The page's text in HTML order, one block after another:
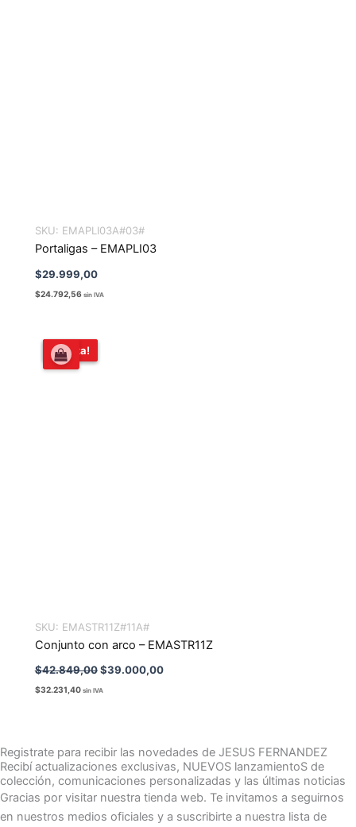
SKU: EMAPLI03A#03#
Portaligas – EMAPLI03
$29.999,00
$24.792,56 sin IVA
¡Oferta!
SKU: EMASTR11Z#11A#
¡Oferta!
Conjunto con arco – EMASTR11Z
$42.849,00
original
$39.000,00
$32.231,40 sin IVA
Registrate para recibir las novedades de JESUS FERNANDEZ
Recibí actualizaciones exclusivas, NUEVOS lanzamientoS de
colección, comunicaciones personalizadas y las últimas noticias
Gracias por visitar nuestra tienda web. Te invitamos a seguirnos
en nuestros medios oficiales y a suscribirte a nuestra lista de